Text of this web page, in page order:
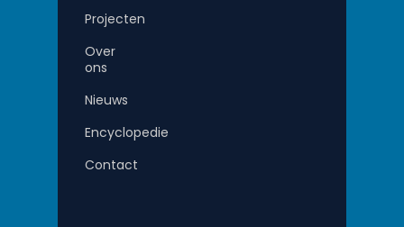
Projecten
Over
ons
Nieuws
Encyclopedie
Contact